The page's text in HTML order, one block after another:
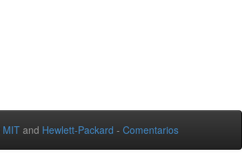
MIT and Hewlett-Packard - Comentarios